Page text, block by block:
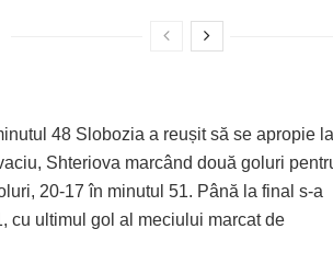
48 Slobozia a reușit să se apropie
Shteriova marcând două goluri
20-17 în minutul 51. Până la final s-a
cu ultimul gol al meciului marcat de